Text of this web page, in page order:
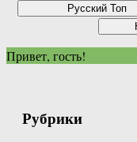
Привет, гость!
Рубрики